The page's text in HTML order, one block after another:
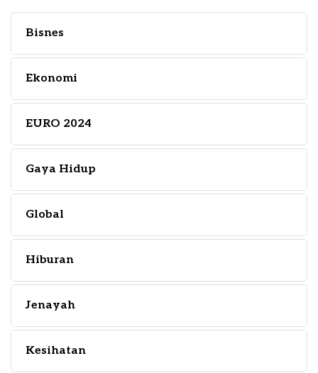
Bisnes
Ekonomi
EURO 2024
Gaya Hidup
Global
Hiburan
Jenayah
Kesihatan